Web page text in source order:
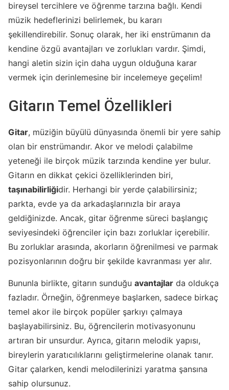
bireysel tercihlere ve öğrenme tarzına bağlı. Kendi
müzik hedeflerinizi belirlemek, bu kararı
şekillendirebilir. Sonuç olarak, her iki enstrümanın da
kendine özgü avantajları ve zorlukları vardır. Şimdi,
hangi aletin sizin için daha uygun olduğuna karar
vermek için derinlemesine bir incelemeye geçelim!
Gitarın Temel Özellikleri
Gitar, müziğin büyülü dünyasında önemli bir yere sahip
olan bir enstrümandır. Akor ve melodi çalabilme
yeteneği ile birçok müzik tarzında kendine yer bulur.
Gitarın en dikkat çekici özelliklerinden biri,
taşınabilirliğidir. Herhangi bir yerde çalabilirsiniz;
parkta, evde ya da arkadaşlarınızla bir araya
geldiğinizde. Ancak, gitar öğrenme süreci başlangıç
seviyesindeki öğrenciler için bazı zorluklar içerebilir.
Bu zorluklar arasında, akorların öğrenilmesi ve parmak
pozisyonlarının doğru bir şekilde kavranması yer alır.
Bununla birlikte, gitarın sunduğu avantajlar da oldukça
fazladır. Örneğin, öğrenmeye başlarken, sadece birkaç
temel akor ile birçok popüler şarkıyı çalmaya
başlayabilirsiniz. Bu, öğrencilerin motivasyonunu
artıran bir unsurdur. Ayrıca, gitarın melodik yapısı,
bireylerin yaratıcılıklarını geliştirmelerine olanak tanır.
Gitar çalarken, kendi melodilerinizi yaratma şansına
sahip olursunuz.